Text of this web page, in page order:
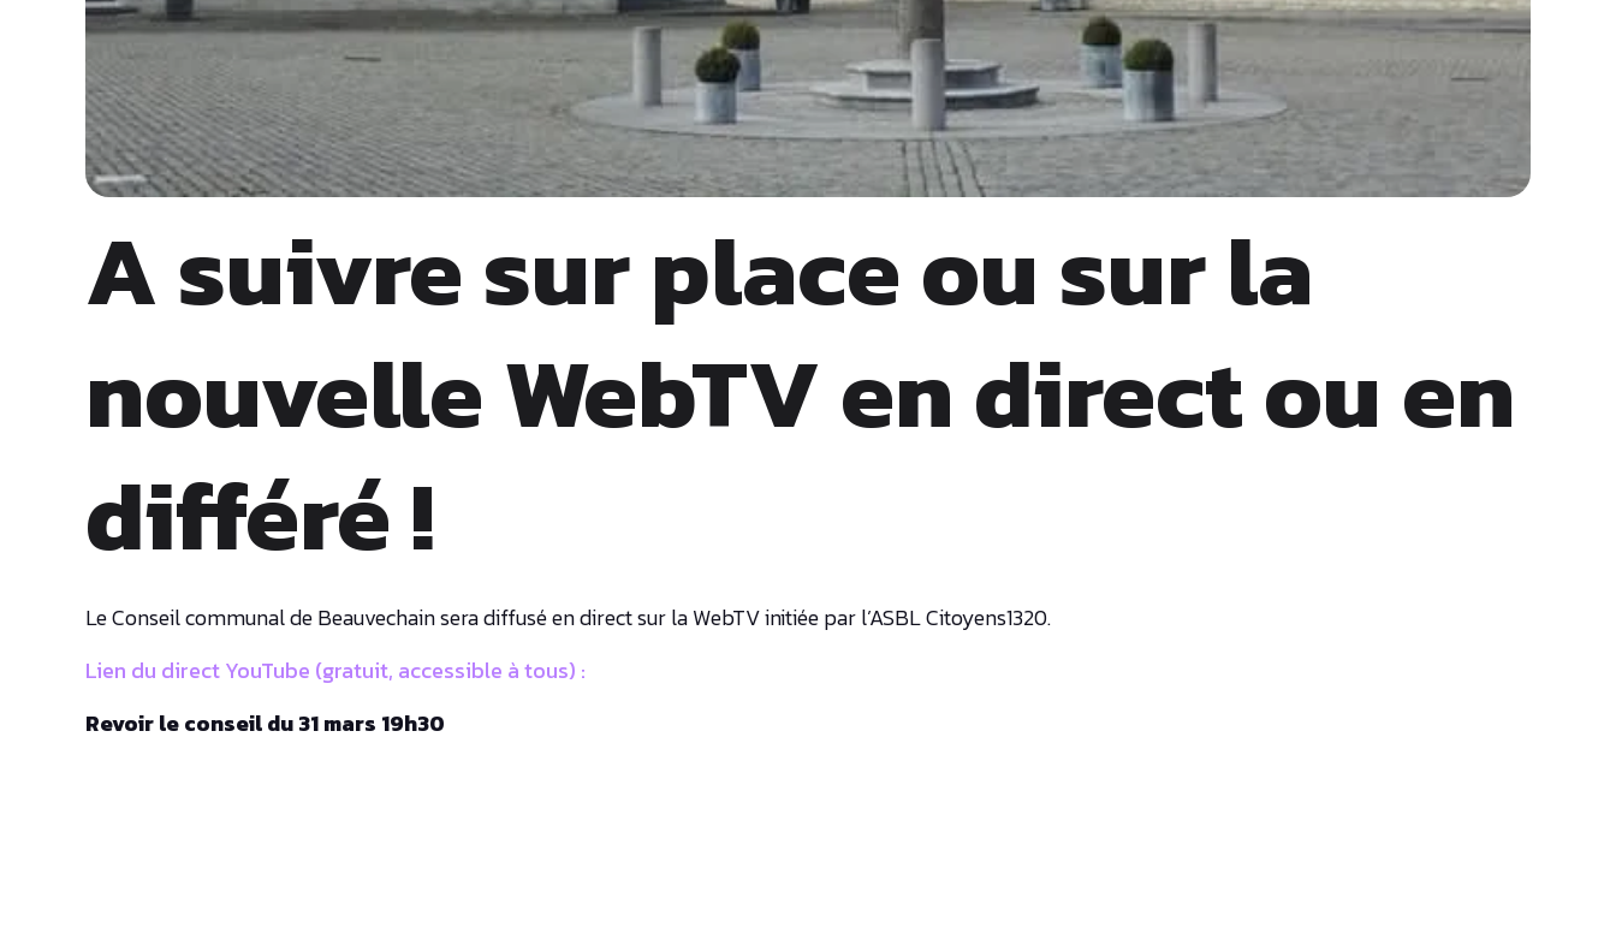
A suivre sur place ou sur la
nouvelle WebTV en direct ou en
différé !
Le Conseil communal de Beauvechain sera diffusé en direct sur la WebTV initiée par l’ASBL Citoyens1320.
Lien du direct YouTube (gratuit, accessible à tous) :
Revoir le conseil du 31 mars 19h30